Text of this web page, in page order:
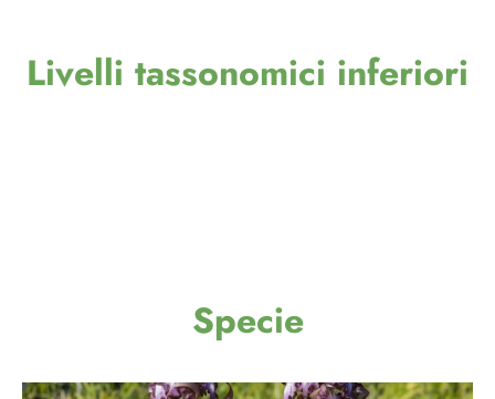
Livelli tassonomici inferiori
Specie